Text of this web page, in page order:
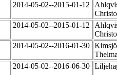
2014-05-02--2015-01-12
2014-05-02--2015-01-12
2014-05-02--2016-01-30
2014-05-02--2016-06-30